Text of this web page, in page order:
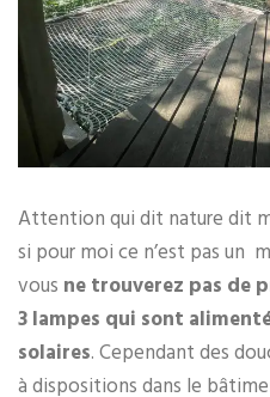
Attention qui dit nature dit
si pour moi ce n’est pas un
vous ne trouverez pas de
3 lampes qui sont
solaires. Cependant des
à dispositions dans le